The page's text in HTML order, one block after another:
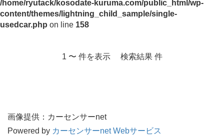
/home/ryutack/kosodate-kuruma.com/public_html/wp-
content/themes/lightning_child_sample/single-
usedcar.php on line 158
1 〜 件を表示 検索結果 件
画像提供：カーセンサーnet
Powered by カーセンサーnet Webサービス